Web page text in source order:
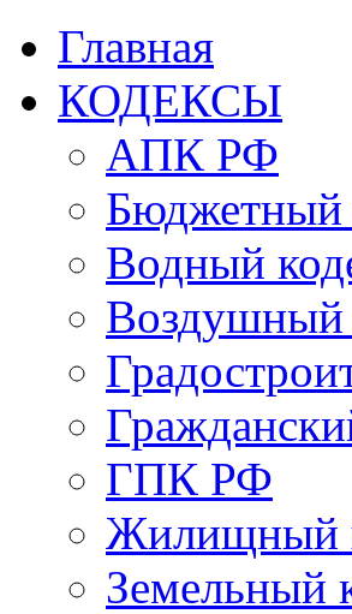
Главная
КОДЕКСЫ
АПК РФ
Бюджетный
Водный
Воздушный
ГПК РФ
Жилищный
Земельный